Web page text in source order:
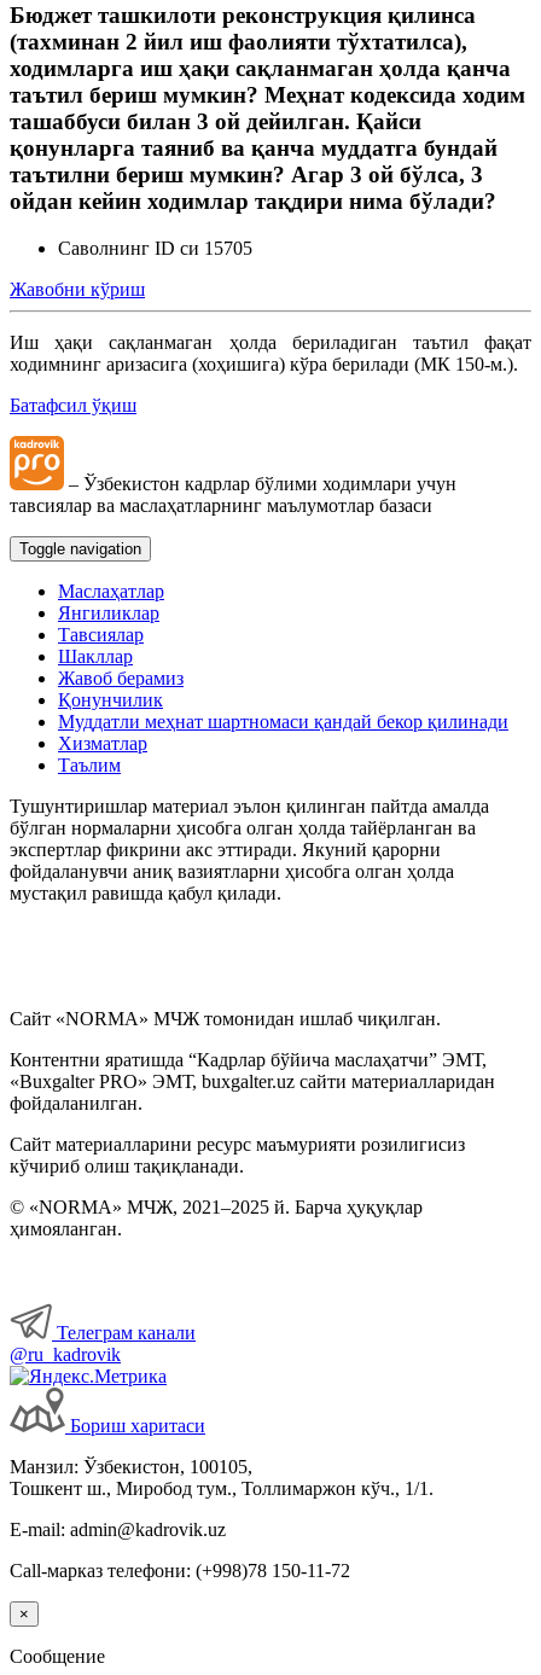
Бюджет ташкилоти реконструкция қилинса
(тахминан 2 йил иш фаолияти тўхтатилса),
ходимларга иш ҳақи сақланмаган ҳолда қанча
таътил бериш мумкин? Меҳнат кодексида ходим
ташаббуси билан 3 ой дейилган. Қайси
қонунларга таяниб ва қанча муддатга бундай
таътилни бериш мумкин? Агар 3 ой бўлса, 3
ойдан кейин ходимлар тақдири нима бўлади?
Саволнинг ID си 15705
Жавобни кўриш
Иш ҳақи сақланмаган ҳолда бериладиган таътил фақат
ходимнинг аризасига (хоҳишига) кўра берилади (МК 150-м.).
Батафсил ўқиш
– Ўзбекистон кадрлар бўлими ходимлари учун
тавсиялар ва маслаҳатларнинг маълумотлар базаси
Toggle navigation
Маслаҳатлар
Янгиликлар
Тавсиялар
Шакллар
Жавоб берамиз
Қонунчилик
Муддатли меҳнат шартномаси қандай бекор қилинади
Хизматлар
Таълим
Тушунтиришлар материал эълон қилинган пайтда амалда
бўлган нормаларни ҳисобга олган ҳолда тайёрланган ва
экспертлар фикрини акс эттиради. Якуний қарорни
фойдаланувчи аниқ вазиятларни ҳисобга олган ҳолда
мустақил равишда қабул қилади.
Сайт «NORMA» МЧЖ томонидан ишлаб чиқилган.
Контентни яратишда “Кадрлар бўйича маслаҳатчи” ЭМТ,
«Buxgalter PRO» ЭМТ, buxgalter.uz сайти материалларидан
фойдаланилган.
Сайт материалларини ресурс маъмурияти розилигисиз
кўчириб олиш тақиқланади.
© «NORMA» МЧЖ, 2021–2025 й. Барча ҳуқуқлар
ҳимояланган.
Телеграм канали
@ru_kadrovik
Бориш харитаси
Манзил: Ўзбекистон, 100105,
Тошкент ш., Миробод тум., Толлимаржон кўч., 1/1.
E-mail: admin@kadrovik.uz
Call-марказ телефони: (+998)78 150-11-72
×
Сообщение